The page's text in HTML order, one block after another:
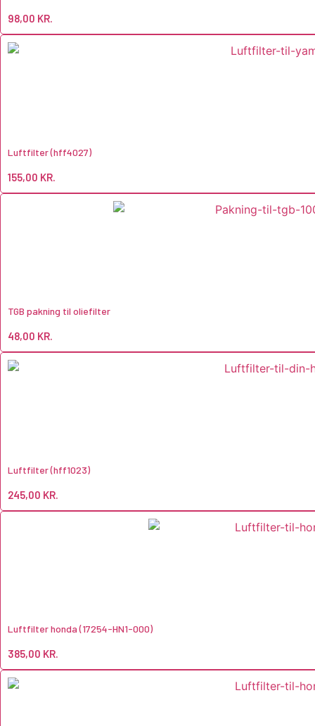
98,00 KR.
Luftfilter (hff4027)
155,00 KR.
TGB pakning til oliefilter
48,00 KR.
Luftfilter (hff1023)
245,00 KR.
Luftfilter honda (17254-HN1-000)
385,00 KR.